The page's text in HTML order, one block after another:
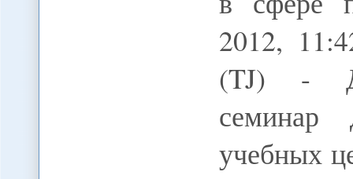
2012,
(TJ) -
семинар
учебных